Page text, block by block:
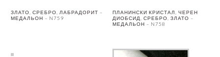
ЗЛАТО, СРЕБРО, ЛАБРАДОРИТ –
МЕДАЛЬОН – N759
ПЛАНИНСКИ КРИСТАЛ, ЧЕРЕН
ДИОБСИД, СРЕБРО, ЗЛАТО –
МЕДАЛЬОН – N758